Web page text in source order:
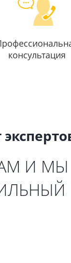
консультация
И